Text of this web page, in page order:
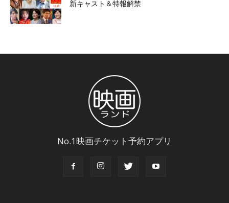
新キャスト＆特報解禁
No.1映画チケット予約アプリ